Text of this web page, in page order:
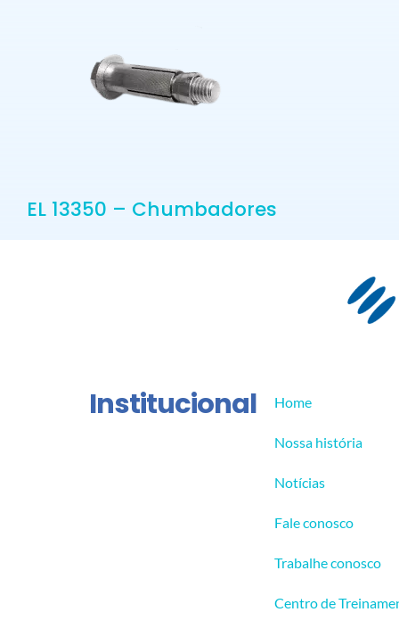
EL 13350 – Chumbadores
Institucional Home
Nossa história
Notícias
Fale conosco
Trabalhe conosco
Centro de